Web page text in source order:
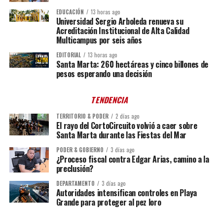
EDUCACIÓN 13 horas ago
Universidad Sergio Arboleda renueva su
Acreditación Institucional de Alta Calidad
Multicampus por seis años
EDITORIAL 13 horas ago
Santa Marta: 260 hectáreas y cinco billones de
pesos esperando una decisión
TENDENCIA
TERRITORIO & PODER 2 días ago
El rayo del CortoCircuito volvió a caer sobre
Santa Marta durante las Fiestas del Mar
PODER & GOBIERNO 3 días ago
¿Proceso fiscal contra Edgar Arias, camino a la
preclusión?
DEPARTAMENTO 3 días ago
Autoridades intensifican controles en Playa
Grande para proteger al pez loro